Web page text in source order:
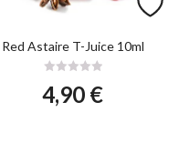
Red Astaire T-Juice 10ml
4,90 €